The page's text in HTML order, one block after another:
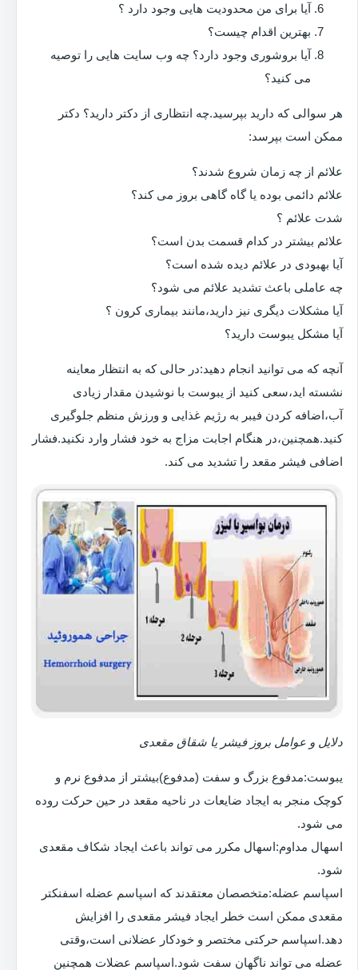
آیا برای من محدودیت هایی وجود دارد ؟
بهترین اقدام چیست؟
آیا بروشوری وجود دارد؟ چه وب سایت هایی را توصیه
می کنید؟
هر سوالی که دارید بپرسید.چه انتظاری از دکتر دارید؟ دکتر
ممکن است بپرسد:
علائم از چه زمان شروع شدند؟
علائم دائمی بوده یا گاه گاهی بروز می کند؟
شدت علائم ؟
علائم بیشتر در کدام قسمت بدن است؟
آیا بهبودی در علائم دیده شده است؟
چه عاملی باعث تشدید علائم می شود؟
آیا مشکلات دیگری نیز دارید،مانند بیماری کرون ؟
آیا مشکل یبوست دارید؟
آنچه که می توانید انجام دهید:در حالی که به انتظار معاینه
نشسته اید،سعی کنید از یبوست با نوشیدن مقدار زیادی
آب،اضافه کردن فیبر به رژیم غذایی و ورزش منظم جلوگیری
کنید.همچنین،در هنگام اجابت مزاج به خود فشار وارد نکنید.فشار
اضافی فیشر مقعد را تشدید می کند.
دلایل و عوامل بروز فیشر یا شقاق مقعدی
یبوست:مدفوع بزرگ و سفت (مدفوع)بیشتر از مدفوع نرم و
کوچک منجر به ایجاد ضایعات در ناحیه مقعد در حین حرکت روده
می شود.
اسهال مداوم:اسهال مکرر می تواند باعث ایجاد شکاف مقعدی
شود.
اسپاسم عضله:متخصصان معتقدند که اسپاسم عضله اسفنکتر
مقعدی ممکن است خطر ایجاد فیشر مقعدی را افزایش
دهد.اسپاسم حرکتی مختصر و خودکار عضلانی است،وقتی
عضله می تواند ناگهان سفت شود.اسپاسم عضلات همچنین